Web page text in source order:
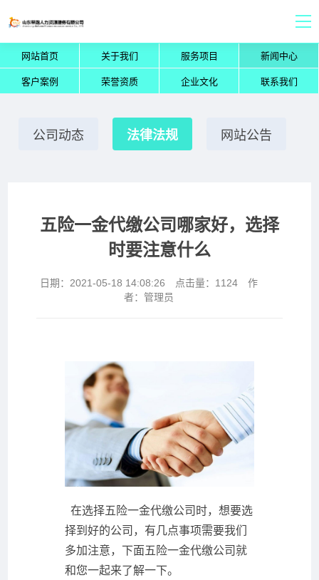
网站首页 关于我们 服务项目 新闻中心
客户案例 荣誉资质 企业文化 联系我们
公司动态 法律法规 网站公告
五险一金代缴公司哪家好，选择
时要注意什么
日期：2021-05-18 14:08:26 点击量：1124 作
者：管理员
在选择五险一金代缴公司时，想要选
择到好的公司，有几点事项需要我们
多加注意，下面五险一金代缴公司就
和您一起来了解一下。